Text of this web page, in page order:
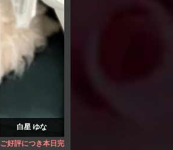
白星 ゆな
ご好評につき本日完